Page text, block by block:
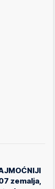
zemalja,